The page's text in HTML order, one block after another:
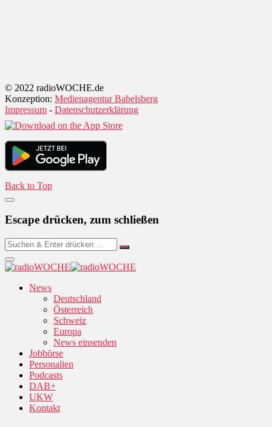
© 2022 radioWOCHE.de
Konzeption: Medienagentur Babelsberg
Impressum - Datenschutzerklärung
Back to Top
Escape drücken, zum schließen
News
Deutschland
Österreich
Schweiz
Europa
News einsenden
Jobbörse
Personalien
Podcasts
DAB+
UKW
Kontakt